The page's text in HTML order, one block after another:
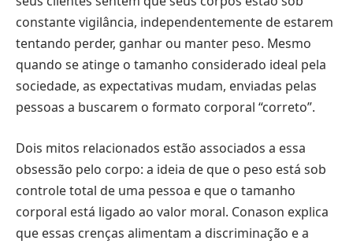
constante vigilância, independentemente de estarem
tentando perder, ganhar ou manter peso. Mesmo
quando se atinge o tamanho considerado ideal pela
sociedade, as expectativas mudam, enviadas pelas
pessoas a buscarem o formato corporal “correto”.
Dois mitos relacionados estão associados a essa
obsessão pelo corpo: a ideia de que o peso está sob
controle total de uma pessoa e que o tamanho
corporal está ligado ao valor moral. Conason explica
que essas crenças alimentam a discriminação e a